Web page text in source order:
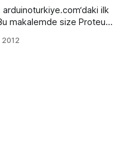
ilk
sonra onları simüle
2012